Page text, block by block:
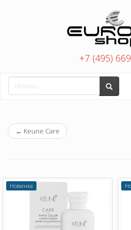
+7 (495)
← Keune Care
Новинка